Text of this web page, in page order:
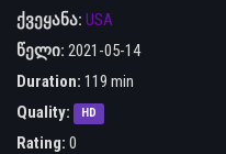
ქვეყანა: USA
წელი: 2021-05-14
Duration: 119 min
Quality:
HD
Rating: 0